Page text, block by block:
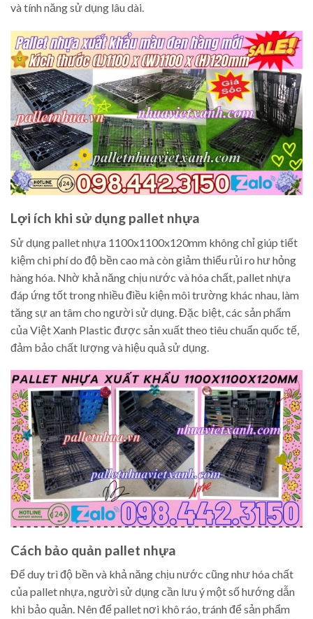
và tính năng sử dụng lâu dài.
Lợi ích khi sử dụng pallet nhựa
Sử dụng pallet nhựa 1100x1100x120mm không chỉ giúp tiết
kiệm chi phí do độ bền cao mà còn giảm thiểu rủi ro hư hỏng
hàng hóa. Nhờ khả năng chịu nước và hóa chất, pallet nhựa
đáp ứng tốt trong nhiều điều kiện môi trường khác nhau, làm
tăng sự an tâm cho người sử dụng. Đặc biệt, các sản phẩm
của Việt Xanh Plastic được sản xuất theo tiêu chuẩn quốc tế,
đảm bảo chất lượng và hiệu quả sử dụng.
Cách bảo quản pallet nhựa
Để duy trì độ bền và khả năng chịu nước cũng như hóa chất
của pallet nhựa, người sử dụng cần lưu ý một số hướng dẫn
khi bảo quản. Nên để pallet nơi khô ráo, tránh để sản phẩm